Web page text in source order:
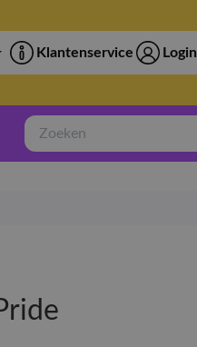
Klantenservice Login
Zoeken